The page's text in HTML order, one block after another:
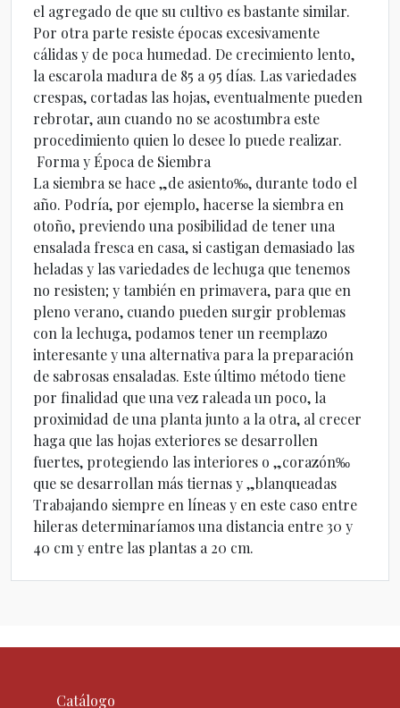
el agregado de que su cultivo es bastante similar.
Por otra parte resiste épocas excesivamente
cálidas y de poca humedad. De crecimiento lento,
la escarola madura de 85 a 95 días. Las variedades
crespas, cortadas las hojas, eventualmente pueden
rebrotar, aun cuando no se acostumbra este
procedimiento quien lo desee lo puede realizar.
Forma y Época de Siembra
La siembra se hace „de asiento‰, durante todo el
año. Podría, por ejemplo, hacerse la siembra en
otoño, previendo una posibilidad de tener una
ensalada fresca en casa, si castigan demasiado las
heladas y las variedades de lechuga que tenemos
no resisten; y también en primavera, para que en
pleno verano, cuando pueden surgir problemas
con la lechuga, podamos tener un reemplazo
interesante y una alternativa para la preparación
de sabrosas ensaladas. Este último método tiene
por finalidad que una vez raleada un poco, la
proximidad de una planta junto a la otra, al crecer
haga que las hojas exteriores se desarrollen
fuertes, protegiendo las interiores o „corazón‰
que se desarrollan más tiernas y „blanqueadas
Trabajando siempre en líneas y en este caso entre
hileras determinaríamos una distancia entre 30 y
40 cm y entre las plantas a 20 cm.
Catálogo